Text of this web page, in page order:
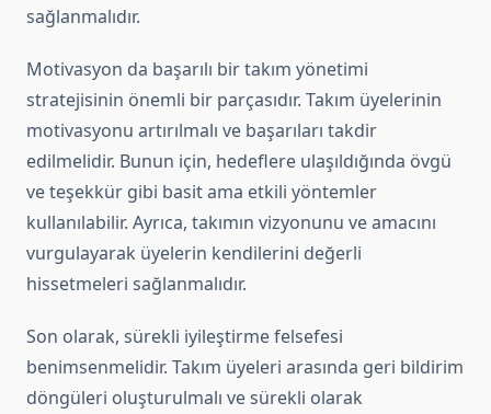
sağlanmalıdır.
Motivasyon da başarılı bir takım yönetimi
stratejisinin önemli bir parçasıdır. Takım üyelerinin
motivasyonu artırılmalı ve başarıları takdir
edilmelidir. Bunun için, hedeflere ulaşıldığında övgü
ve teşekkür gibi basit ama etkili yöntemler
kullanılabilir. Ayrıca, takımın vizyonunu ve amacını
vurgulayarak üyelerin kendilerini değerli
hissetmeleri sağlanmalıdır.
Son olarak, sürekli iyileştirme felsefesi
benimsenmelidir. Takım üyeleri arasında geri bildirim
döngüleri oluşturulmalı ve sürekli olarak